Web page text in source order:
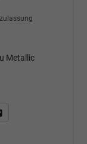
Metallic
anfordern
Fahrzeugexposé
Fahrzeug merken/Expose